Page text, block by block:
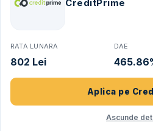
CreditPrime
RATA LUNARA
802 Lei
DAE
Aplica pe
Ascunde